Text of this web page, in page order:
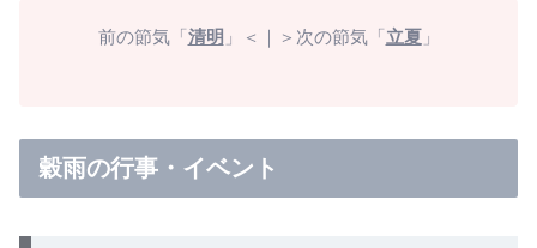
前の節気「清明 」＜｜＞次の節気「立夏」
穀雨の行事・イベント